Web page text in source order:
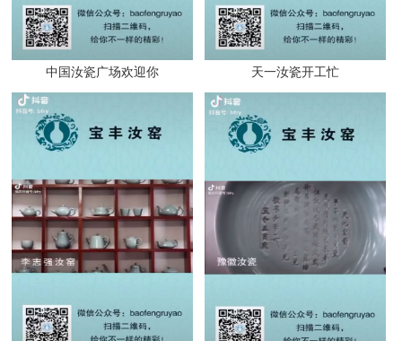
中国汝瓷广场欢迎你 天一汝瓷开工忙